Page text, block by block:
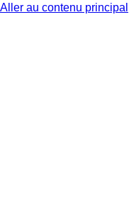
Aller au contenu principal